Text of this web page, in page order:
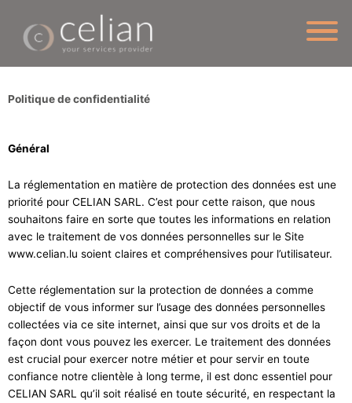
contenu
Politique de confidentialité
Général
La réglementation en matière de protection des données est une
priorité pour CELIAN SARL. C’est pour cette raison, que nous
souhaitons faire en sorte que toutes les informations en relation
avec le traitement de vos données personnelles sur le Site
www.celian.lu soient claires et compréhensives pour l’utilisateur.
Cette réglementation sur la protection de données a comme
objectif de vous informer sur l’usage des données personnelles
collectées via ce site internet, ainsi que sur vos droits et de la
façon dont vous pouvez les exercer. Le traitement des données
est crucial pour exercer notre métier et pour servir en toute
confiance notre clientèle à long terme, il est donc essentiel pour
CELIAN SARL qu’il soit réalisé en toute sécurité, en respectant la